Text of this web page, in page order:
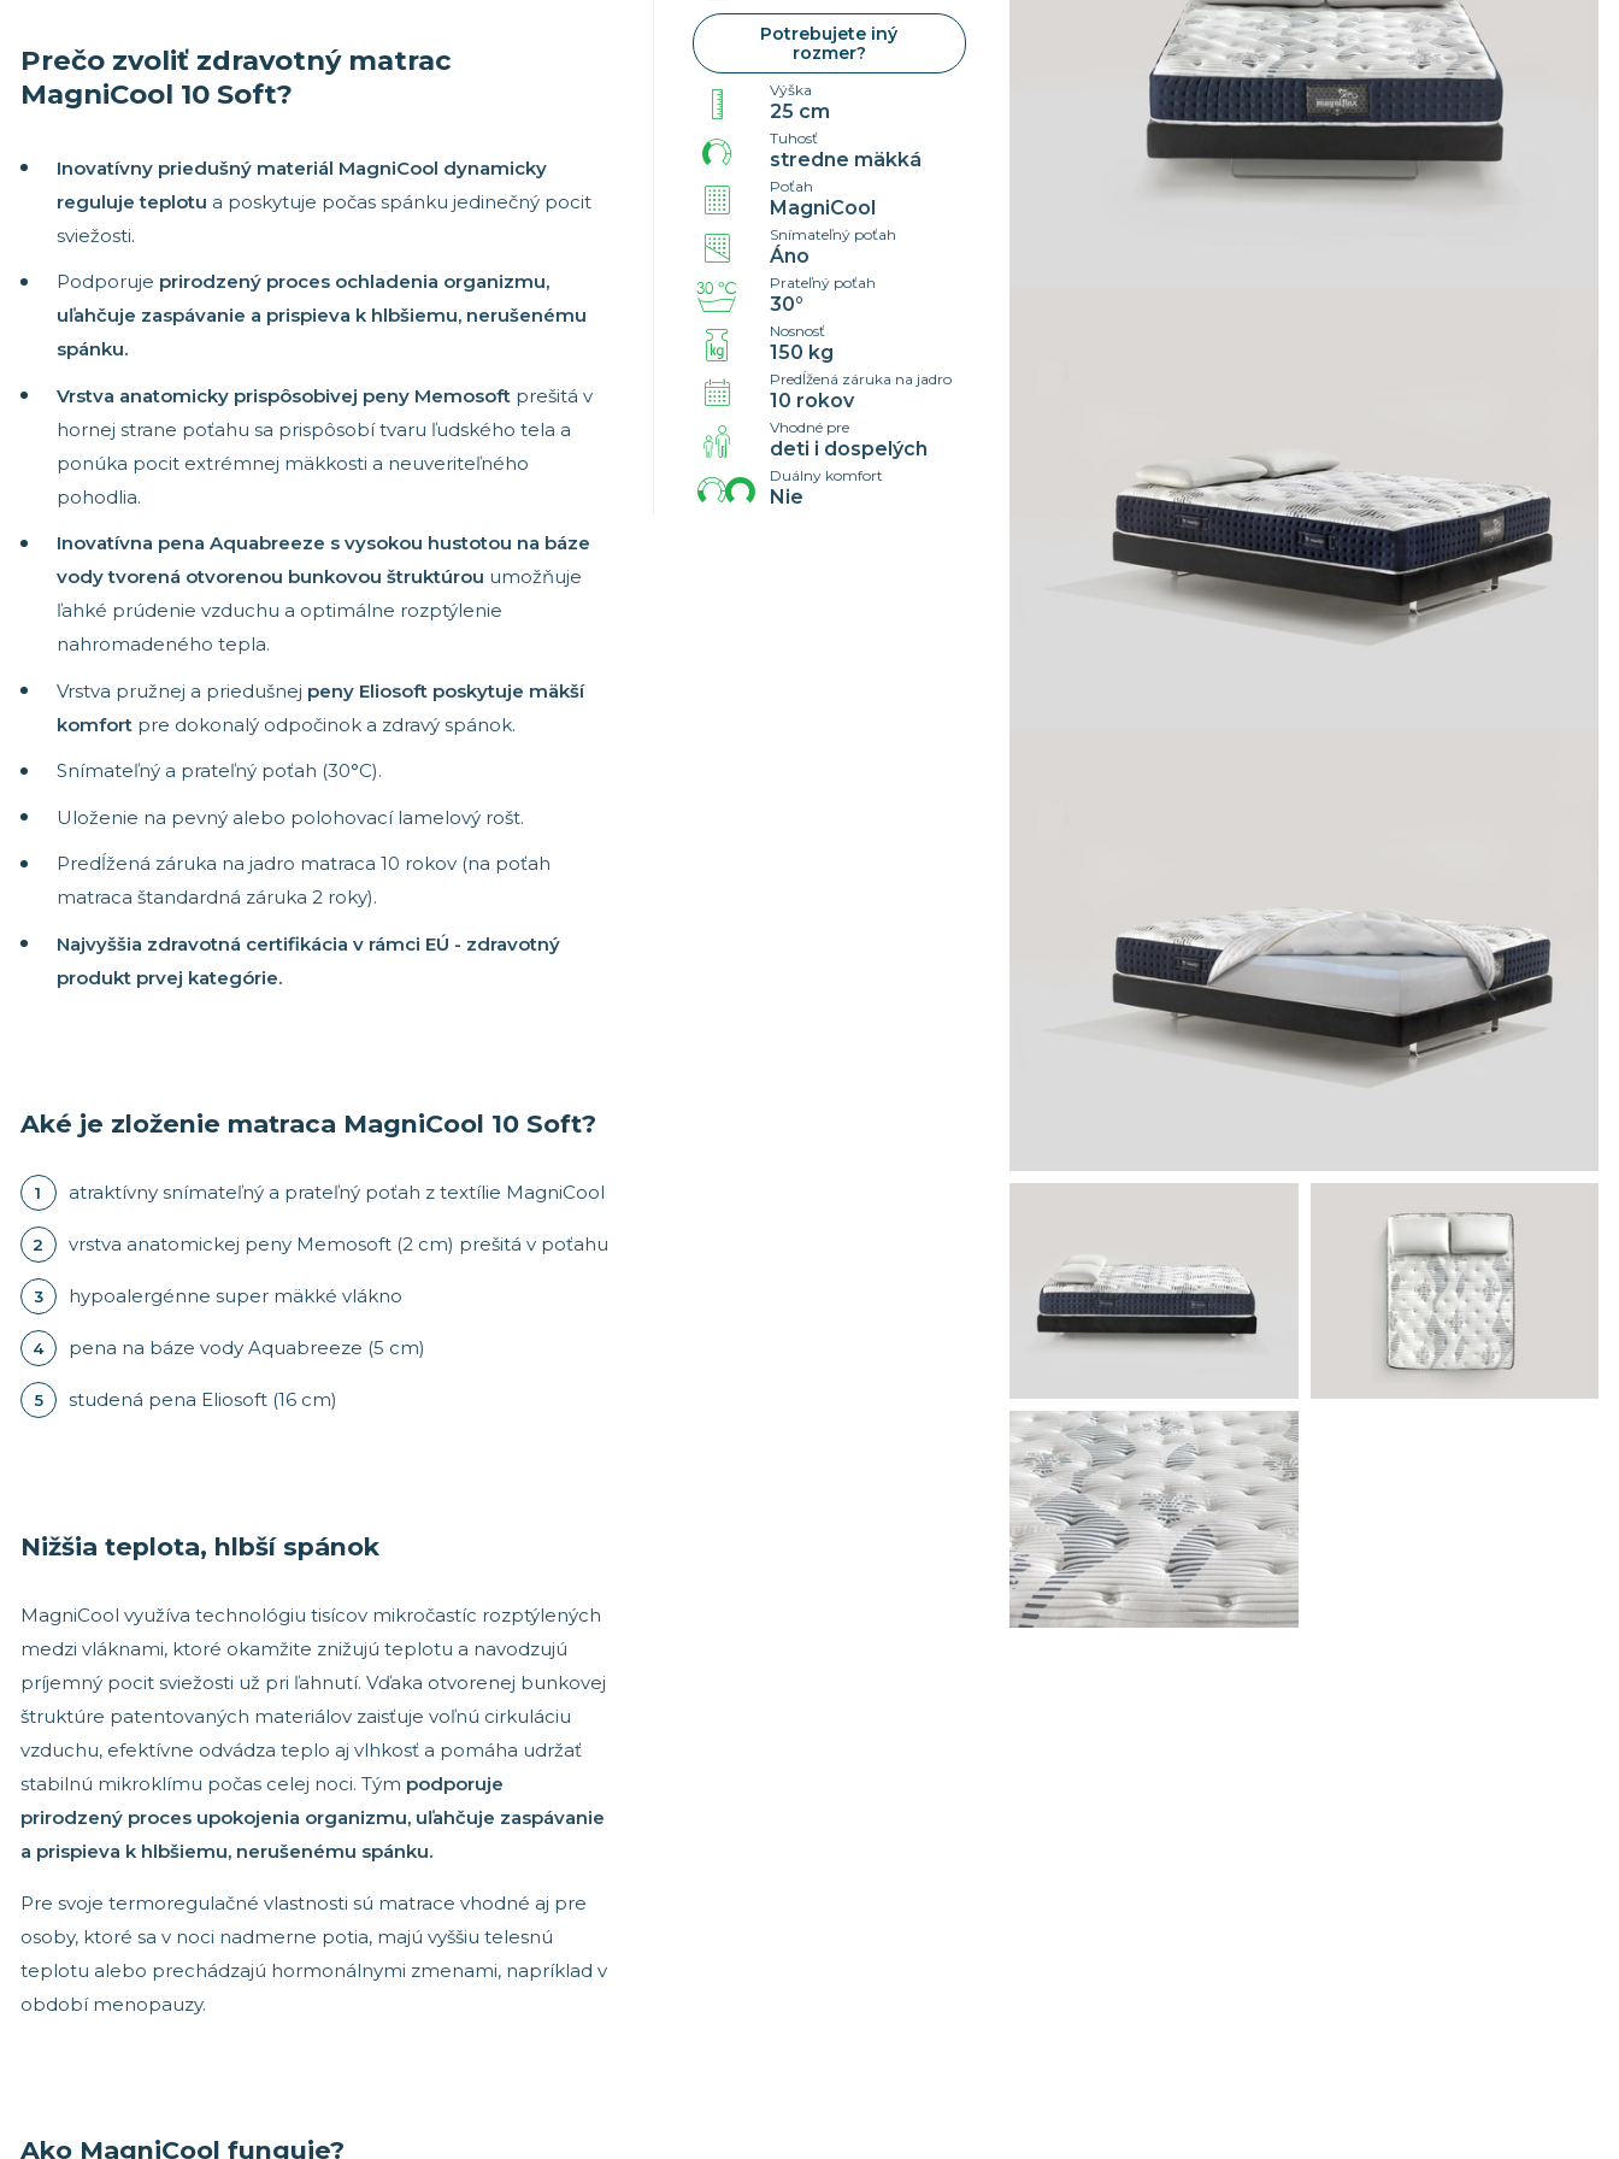
Tuhé matrace
Náhradné poťahy
Cenník
Zdravotné doplňky
Prestieradlá
Prečo zvoliť zdravotný matrac
MagniCool 10 Soft?
Inovatívny priedušný materiál MagniCool dynamicky
reguluje teplotu a poskytuje počas spánku jedinečný pocit
sviežosti.
Podporuje prirodzený proces ochladenia organizmu,
uľahčuje zaspávanie a prispieva k hlbšiemu, nerušenému
spánku.
Vrstva anatomicky prispôsobivej peny Memosoft prešitá v
hornej strane poťahu sa prispôsobí tvaru ľudského tela a
ponúka pocit extrémnej mäkkosti a neuveriteľného
pohodlia.
Inovatívna pena Aquabreeze s vysokou hustotou na báze
vody tvorená otvorenou bunkovou štruktúrou umožňuje
ľahké prúdenie vzduchu a optimálne rozptýlenie
nahromadeného tepla.
Vrstva pružnej a priedušnej peny Eliosoft poskytuje mäkší
komfort pre dokonalý odpočinok a zdravý spánok.
Snímateľný a prateľný poťah (30°C).
Uloženie na pevný alebo polohovací lamelový rošt.
Predĺžená záruka na jadro matraca 10 rokov (na poťah
matraca štandardná záruka 2 roky).
Najvyššia zdravotná certifikácia v rámci EÚ - zdravotný
produkt prvej kategórie.
Aké je zloženie matraca MagniCool 10 Soft?
atraktívny snímateľný a prateľný poťah z textílie MagniCool
vrstva anatomickej peny Memosoft (2 cm) prešitá v poťahu
hypoalergénne super mäkké vlákno
pena na báze vody Aquabreeze (5 cm)
studená pena Eliosoft (16 cm)
Nižšia teplota, hlbší spánok
MagniCool využíva technológiu tisícov mikročastíc rozptýlených
medzi vláknami, ktoré okamžite znižujú teplotu a navodzujú
príjemný pocit sviežosti už pri ľahnutí. Vďaka otvorenej bunkovej
štruktúre patentovaných materiálov zaisťuje voľnú cirkuláciu
vzduchu, efektívne odvádza teplo aj vlhkosť a pomáha udržať
stabilnú mikroklímu počas celej noci. Tým podporuje
prirodzený proces upokojenia organizmu, uľahčuje zaspávanie
a prispieva k hlbšiemu, nerušenému spánku.
Pre svoje termoregulačné vlastnosti sú matrace vhodné aj pre
osoby, ktoré sa v noci nadmerne potia, majú vyššiu telesnú
teplotu alebo prechádzajú hormonálnymi zmenami, napríklad v
období menopauzy.
Ako MagniCool funguje?
Potrebujete iný
rozmer?
Výška
25 cm
Tuhosť
stredne mäkká
Poťah
MagniCool
Snímateľný poťah
Áno
Prateľný poťah
30°
Nosnosť
150 kg
Predĺžená záruka na jadro
10 rokov
Vhodné pre
deti i dospelých
Duálny komfort
Nie